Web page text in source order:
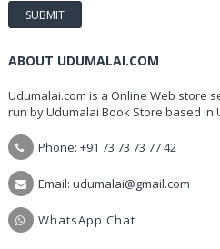
ABOUT UDUMALAI.COM
Udumalai.com is a Online Web store
run by Udumalai Book Store based in
Phone: +91 73 73 73 77 42
Email: udumalai@gmail.com
WhatsApp Chat